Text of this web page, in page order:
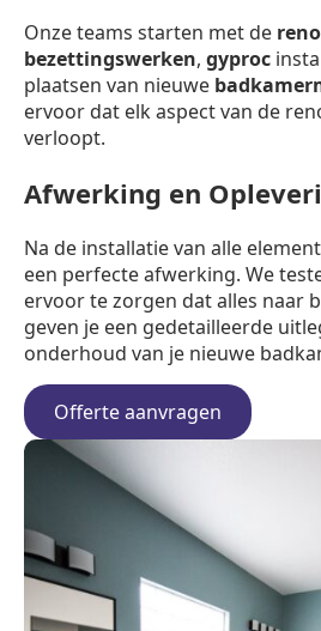
Onze teams starten met de
bezettingswerken, gyproc
plaatsen van nieuwe
ervoor dat elk aspect van de
verloopt.
Afwerking en
Na de installatie van alle
een perfecte afwerking. We
ervoor te zorgen dat alles naar
geven je een gedetailleerde
onderhoud van je nieuwe
Offerte aanvragen